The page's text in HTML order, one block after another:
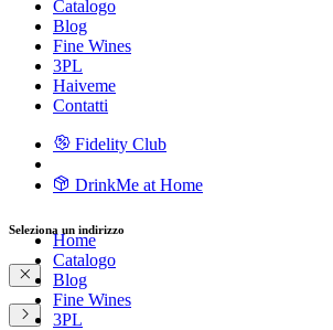
Catalogo
Blog
Fine Wines
3PL
Haiveme
Contatti
Fidelity Club
DrinkMe at Home
Home
Catalogo
Blog
Fine Wines
3PL
Seleziona un indirizzo